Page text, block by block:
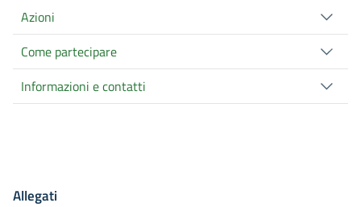
Azioni
Come partecipare
Informazioni e contatti
Allegati